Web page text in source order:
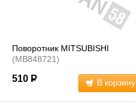
Поворотник MITSUBISHI
(MB848721)
510 Р В корзину